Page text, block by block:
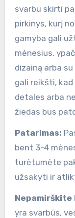
svarbu skirti
pirkinys, kurį
gamyba gali
mėnesius,
dizainą arba
gali reikšti,
detales arba
žiedas bus
Patarimas:
bent 3-4
turėtumėte
užsakyti ir
yra svarbūs,